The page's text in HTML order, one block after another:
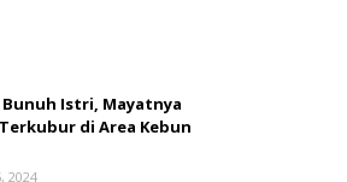
Bunuh Istri, Mayatnya
di Area Kebun
2024